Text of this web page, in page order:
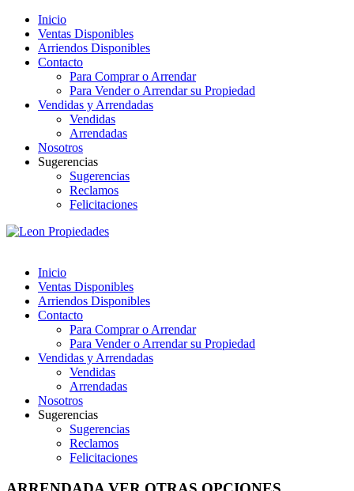
Inicio
Ventas Disponibles
Arriendos Disponibles
Contacto
Para Comprar o Arrendar
Para Vender o Arrendar su Propiedad
Vendidas y Arrendadas
Vendidas
Arrendadas
Nosotros
Sugerencias
Sugerencias
Reclamos
Felicitaciones
Inicio
Ventas Disponibles
Arriendos Disponibles
Contacto
Para Comprar o Arrendar
Para Vender o Arrendar su Propiedad
Vendidas y Arrendadas
Vendidas
Arrendadas
Nosotros
Sugerencias
Sugerencias
Reclamos
Felicitaciones